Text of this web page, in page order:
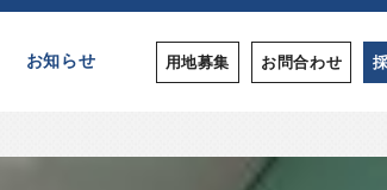
お知らせ 用地募集 お問合わせ